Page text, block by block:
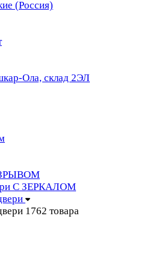
(Россия)
Ола, склад 2ЭЛ
С ЗЕРКАЛОМ
1762 товара